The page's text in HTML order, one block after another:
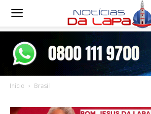
Notícias
Início Brasil